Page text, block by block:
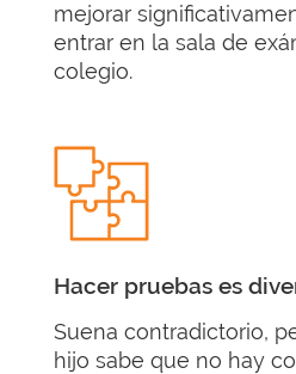
mejorar
entrar en la sala de
colegio.
Hacer pruebas es
Suena contradictorio,
hijo sabe que no hay